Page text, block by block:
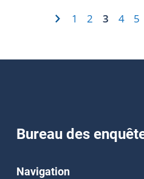
1 2 3 4 5
Bureau des
Navigation